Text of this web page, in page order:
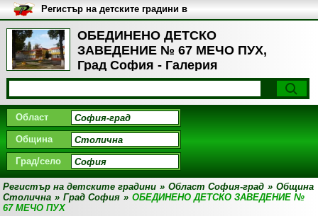
ОБЕДИНЕНО ДЕТСКО
ЗАВЕДЕНИЕ № 67 МЕЧО ПУХ,
Град София - Галерия
Регистър на детските градини в
България
Област
Община
Град/село
Регистър на детските градини » Област София-град » Община
Столична » Град София » ОБЕДИНЕНО ДЕТСКО ЗАВЕДЕНИЕ №
67 МЕЧО ПУХ